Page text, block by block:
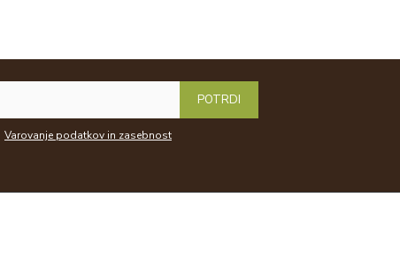
POTRDI
Varovanje podatkov in zasebnost